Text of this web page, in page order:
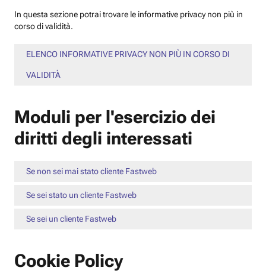
In questa sezione potrai trovare le informative privacy non più in
corso di validità.
ELENCO INFORMATIVE PRIVACY NON PIÙ IN CORSO DI
VALIDITÀ
Moduli per l'esercizio dei
diritti degli interessati
Se non sei mai stato cliente Fastweb
Se sei stato un cliente Fastweb
Se sei un cliente Fastweb
Cookie Policy